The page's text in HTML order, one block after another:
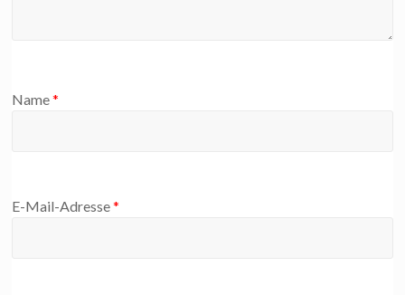
Name*
E-Mail-Adresse*